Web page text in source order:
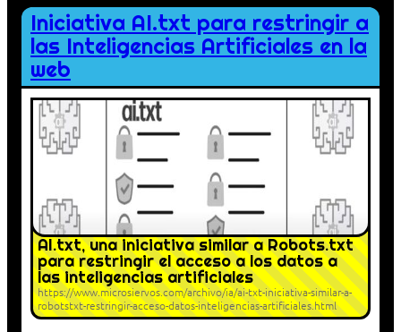
Iniciativa AI.txt para restringir a
las Inteligencias Artificiales en la
web
AI.txt, una iniciativa similar a Robots.txt
para restringir el acceso a los datos a
las inteligencias artificiales
https://www.microsiervos.com/archivo/ia/ai-txt-iniciativa-similar-a-
robotstxt-restringir-acceso-datos-inteligencias-artificiales.html